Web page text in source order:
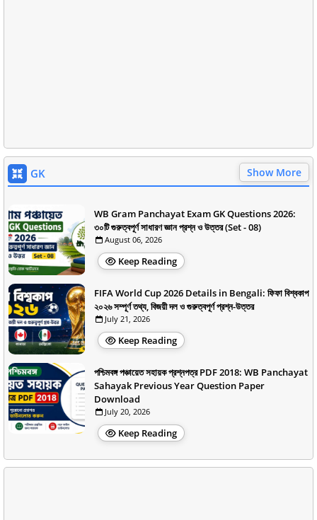
GK Show More
WB Gram Panchayat Exam GK Questions 2026:
৩০টি গুরুত্বপূর্ণ সাধারণ জ্ঞান প্রশ্ন ও উত্তর (Set - 08)
August 06, 2026
Keep Reading
FIFA World Cup 2026 Details in Bengali: ফিফা বিশ্বকাপ
২০২৬ সম্পূর্ণ তথ্য, বিজয়ী দল ও গুরুত্বপূর্ণ প্রশ্ন-উত্তর
July 21, 2026
Keep Reading
পশ্চিমবঙ্গ পঞ্চায়েত সহায়ক প্রশ্নপত্র PDF 2018: WB Panchayat
Sahayak Previous Year Question Paper
Download
July 20, 2026
Keep Reading